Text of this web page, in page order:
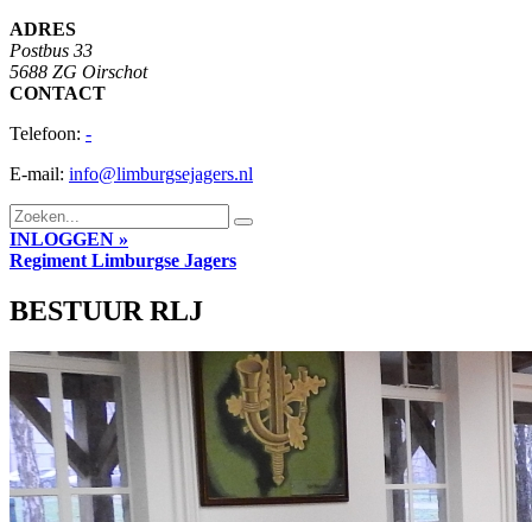
ADRES
Postbus 33
5688 ZG Oirschot
CONTACT
Telefoon: -
E-mail: info@limburgsejagers.nl
INLOGGEN »
Regiment Limburgse Jagers
BESTUUR RLJ